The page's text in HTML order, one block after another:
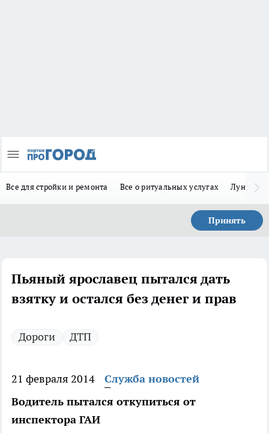
Все для стройки и ремонта Все о ритуальных услугах Лунно-
Принять
Пьяный ярославец пытался дать
взятку и остался без денег и прав
Дороги ДТП
21 февраля 2014
Служба новостей
Водитель пытался откупиться от
инспектора ГАИ